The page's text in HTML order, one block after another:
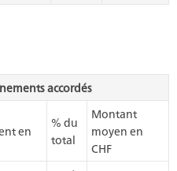
accordés
en
% du
total
Montant
moyen en
CHF